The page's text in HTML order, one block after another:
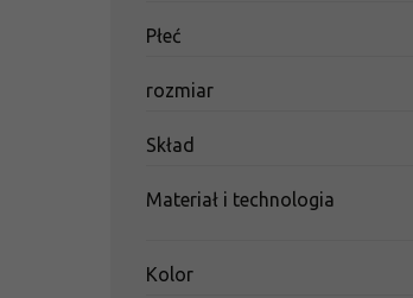
Płeć
rozmiar
Skład
Materiał i technologia
Kolor